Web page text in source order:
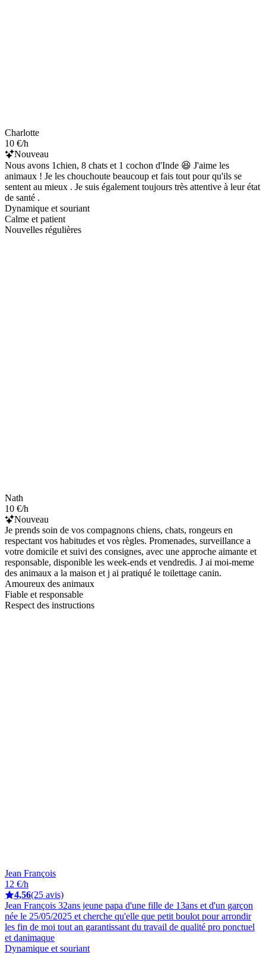
Charlotte
10 €/h
Nouveau
Nous avons 1chien, 8 chats et 1 cochon d'Inde 😆 J'aime les
animaux ! Je les chouchoute beaucoup et fais tout pour qu'ils se
sentent au mieux . Je suis également toujours très attentive à leur état
de santé .
Dynamique et souriant
Calme et patient
Nouvelles régulières
Nath
10 €/h
Nouveau
Je prends soin de vos compagnons chiens, chats, rongeurs en
respectant vos habitudes et vos règles. Promenades, surveillance a
votre domicile et suivi des consignes, avec une approche aimante et
responsable, disponible les week-ends et vendredis. J ai moi-meme
des animaux a la maison et j ai pratiqué le toilettage canin.
Amoureux des animaux
Fiable et responsable
Respect des instructions
Jean François
12 €/h
4,56(25 avis)
Jean François 32ans jeune papa d'une fille de 13ans et d'un garçon
née le 25/05/2025 et cherche qu'elle que petit boulot pour arrondir
les fin de moi tout an garantissant du travail de qualité pro ponctuel
et danimaque
Dynamique et souriant